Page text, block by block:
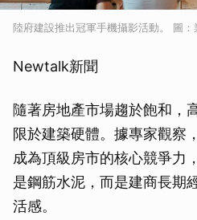
陸府建設推出冠軍手機攝影活動。 圖：
Newtalk新聞
隨著房地產市場趨於飽和，
限於建築硬體。據專家觀察
成為頂級房市的核心競爭力
是鋼筋水泥，而是建商長期
活感。